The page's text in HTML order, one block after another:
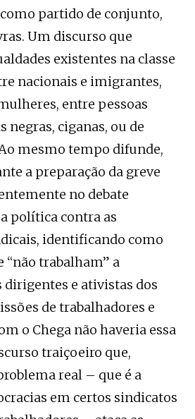
partido de conjunto,
Um discurso que
existentes na classe
nacionais e imigrantes,
entre pessoas
negras, ciganas, ou de
mesmo tempo difunde,
a preparação da greve
no debate
política contra as
identificando como
trabalham” a
dirigentes e ativistas dos
de trabalhadores e
o Chega não haveria essa
traiçoeiro que,
real – que é a
em certos sindicatos